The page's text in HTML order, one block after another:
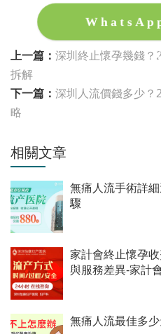
上一篇： 深圳終止懷孕幾錢？
拆解
下一篇： 深圳人流價錢多少？
略
相關文章
無痛人流手術詳
驟
家計會終止懷孕
與服務差異-家計
無痛人流最佳多